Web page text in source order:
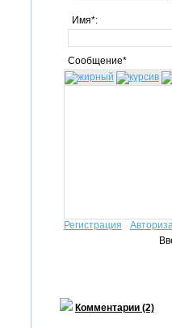
Имя*:
Сообщение*
Регистрация
Комментарии (2)